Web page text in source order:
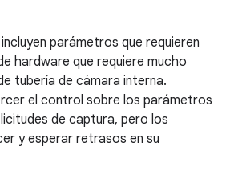
parámetros que requieren
hardware que requiere mucho
tubería de cámara interna.
el control sobre los parámetros
de captura, pero los
y esperar retrasos en su